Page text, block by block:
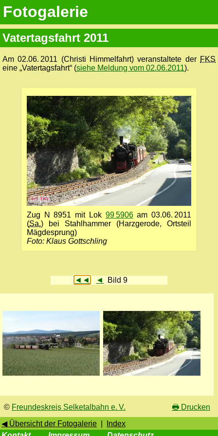
Fotogalerie
Vatertagsfahrt 2011
Am 02.06. 2011 (Christi Himmelfahrt) veranstaltete der FKS
eine „Vatertagsfahrt“ (siehe Meldung vom 02.06.2011).
Zug N 8951 mit Lok 99 5906am 03.06. 2011
(Sa.) bei Stahlhammer (Harzgerode, Ortsteil
Mägdesprung)
Foto: Klaus Gottschling
◄◄ ◄ Bild 9
© Freundeskreis Selketalbahn e. V. 🖶 Drucken
◀ Übersicht der Fotogalerie
Index